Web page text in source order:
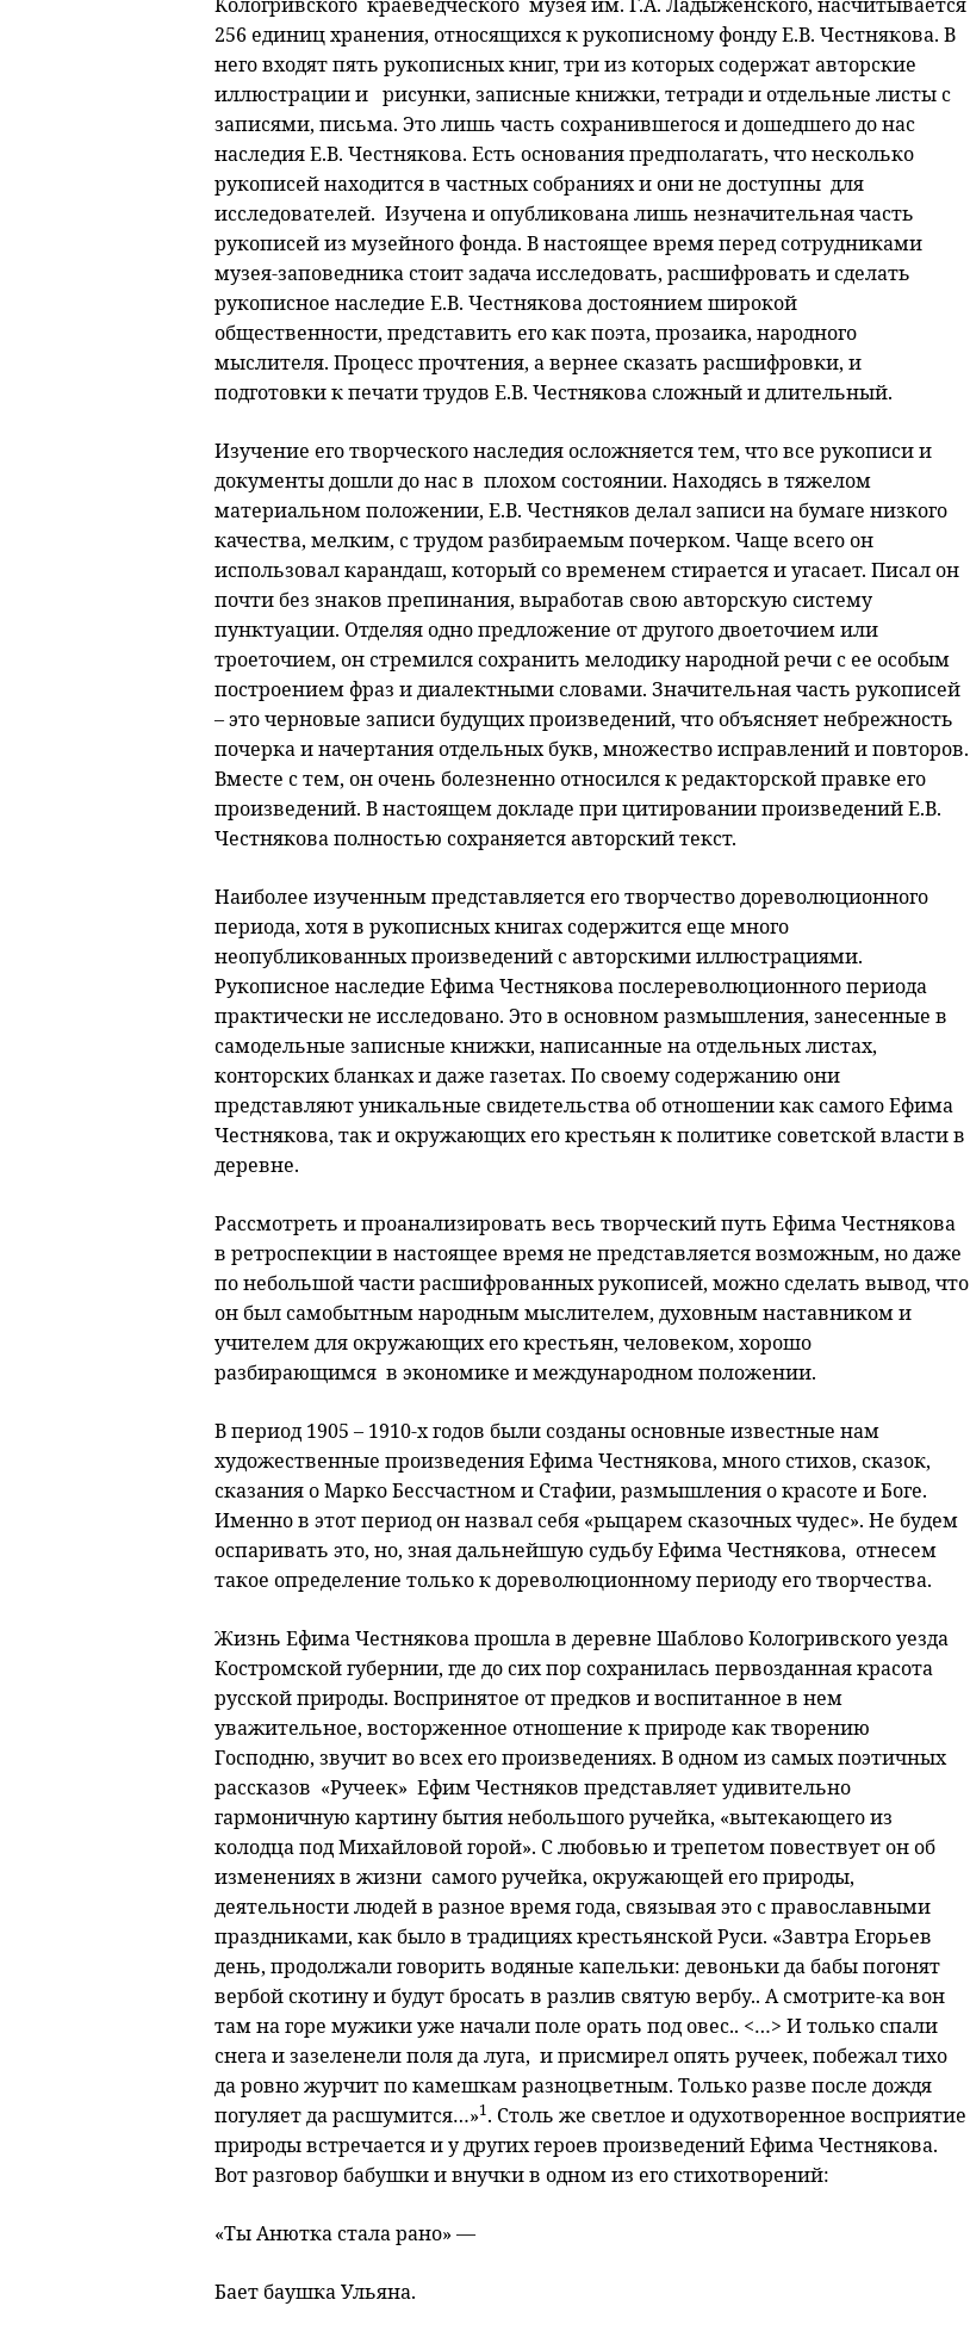
256 единиц хранения, относящихся к рукописному фонду Е.В. Честнякова. В
него входят пять рукописных книг, три из которых содержат авторские
иллюстрации и рисунки, записные книжки, тетради и отдельные листы с
записями, письма. Это лишь часть сохранившегося и дошедшего до нас
наследия Е.В. Честнякова. Есть основания предполагать, что несколько
рукописей находится в частных собраниях и они не доступны для
исследователей. Изучена и опубликована лишь незначительная часть
рукописей из музейного фонда. В настоящее время перед сотрудниками
музея-заповедника стоит задача исследовать, расшифровать и сделать
рукописное наследие Е.В. Честнякова достоянием широкой
общественности, представить его как поэта, прозаика, народного
мыслителя. Процесс прочтения, а вернее сказать расшифровки, и
подготовки к печати трудов Е.В. Честнякова сложный и длительный.
Изучение его творческого наследия осложняется тем, что все рукописи и
документы дошли до нас в плохом состоянии. Находясь в тяжелом
материальном положении, Е.В. Честняков делал записи на бумаге низкого
качества, мелким, с трудом разбираемым почерком. Чаще всего он
использовал карандаш, который со временем стирается и угасает. Писал он
почти без знаков препинания, выработав свою авторскую систему
пунктуации. Отделяя одно предложение от другого двоеточием или
троеточием, он стремился сохранить мелодику народной речи с ее особым
построением фраз и диалектными словами. Значительная часть рукописей
– это черновые записи будущих произведений, что объясняет небрежность
почерка и начертания отдельных букв, множество исправлений и повторов.
Вместе с тем, он очень болезненно относился к редакторской правке его
произведений. В настоящем докладе при цитировании произведений Е.В.
Честнякова полностью сохраняется авторский текст.
Наиболее изученным представляется его творчество дореволюционного
периода, хотя в рукописных книгах содержится еще много
неопубликованных произведений с авторскими иллюстрациями.
Рукописное наследие Ефима Честнякова послереволюционного периода
практически не исследовано. Это в основном размышления, занесенные в
самодельные записные книжки, написанные на отдельных листах,
конторских бланках и даже газетах. По своему содержанию они
представляют уникальные свидетельства об отношении как самого Ефима
Честнякова, так и окружающих его крестьян к политике советской власти в
деревне.
Рассмотреть и проанализировать весь творческий путь Ефима Честнякова
в ретроспекции в настоящее время не представляется возможным, но даже
по небольшой части расшифрованных рукописей, можно сделать вывод, что
он был самобытным народным мыслителем, духовным наставником и
учителем для окружающих его крестьян, человеком, хорошо
разбирающимся в экономике и международном положении.
В период 1905 – 1910-х годов были созданы основные известные нам
художественные произведения Ефима Честнякова, много стихов, сказок,
сказания о Марко Бессчастном и Стафии, размышления о красоте и Боге.
Именно в этот период он назвал себя «рыцарем сказочных чудес». Не будем
оспаривать это, но, зная дальнейшую судьбу Ефима Честнякова, отнесем
такое определение только к дореволюционному периоду его творчества.
Жизнь Ефима Честнякова прошла в деревне Шаблово Кологривского уезда
Костромской губернии, где до сих пор сохранилась первозданная красота
русской природы. Воспринятое от предков и воспитанное в нем
уважительное, восторженное отношение к природе как творению
Господню, звучит во всех его произведениях. В одном из самых поэтичных
рассказов «Ручеек» Ефим Честняков представляет удивительно
гармоничную картину бытия небольшого ручейка, «вытекающего из
колодца под Михайловой горой». С любовью и трепетом повествует он об
изменениях в жизни самого ручейка, окружающей его природы,
деятельности людей в разное время года, связывая это с православными
праздниками, как было в традициях крестьянской Руси. «Завтра Егорьев
день, продолжали говорить водяные капельки: девоньки да бабы погонят
вербой скотину и будут бросать в разлив святую вербу.. А смотрите-ка вон
там на горе мужики уже начали поле орать под овес.. <…> И только спали
снега и зазеленели поля да луга, и присмирел опять ручеек, побежал тихо
да ровно журчит по камешкам разноцветным. Только разве после дождя
погуляет да расшумится…»1. Столь же светлое и одухотворенное восприятие
природы встречается и у других героев произведений Ефима Честнякова.
Вот разговор бабушки и внучки в одном из его стихотворений:
«Ты Анютка стала рано» —
Бает баушка Ульяна.